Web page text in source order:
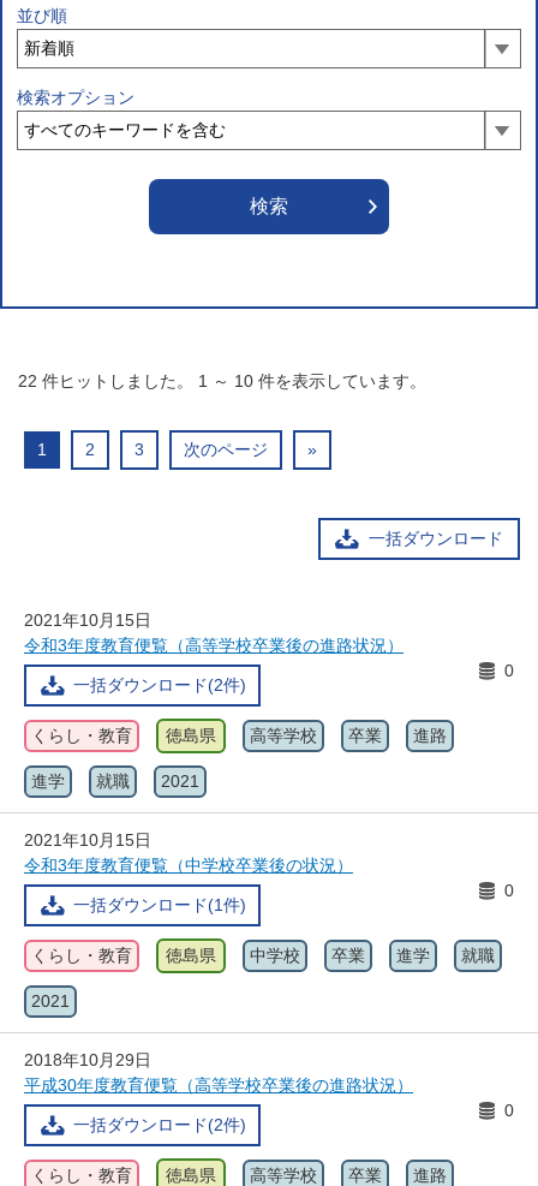
並び順
検索オプション
22 件ヒットしました。 1 ～ 10 件を表示しています。
1 2 3 次のページ »
一括ダウンロード
2021年10月15日
令和3年度教育便覧（高等学校卒業後の進路状況）
一括ダウンロード(2件)
0
くらし・教育 徳島県 高等学校 卒業 進路
進学 就職 2021
2021年10月15日
令和3年度教育便覧（中学校卒業後の状況）
一括ダウンロード(1件)
0
くらし・教育 徳島県 中学校 卒業 進学 就職
2021
2018年10月29日
平成30年度教育便覧（高等学校卒業後の進路状況）
一括ダウンロード(2件)
0
くらし・教育 徳島県 高等学校 卒業 進路